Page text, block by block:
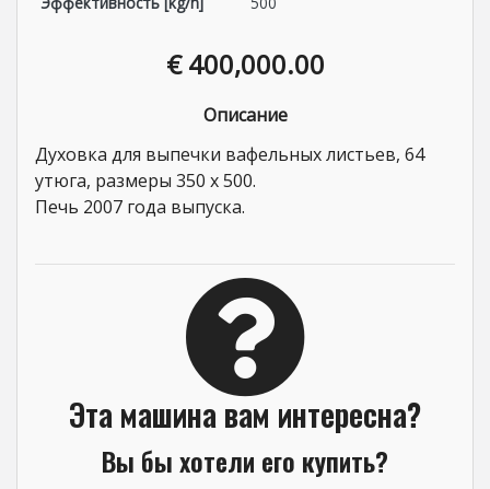
€ 400,000.00
Описание
Духовка для выпечки вафельных листьев, 64
утюга, размеры 350 х 500.
Печь 2007 года выпуска.
Эта машина вам интересна?
Вы бы хотели его купить?